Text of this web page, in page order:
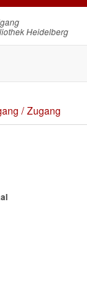
Heidelberg
/ Zugang